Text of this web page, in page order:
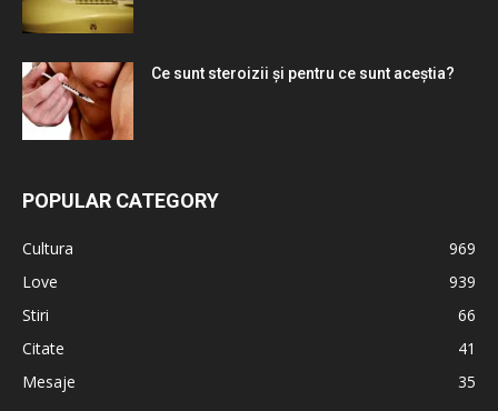
Ce sunt steroizii și pentru ce sunt aceștia?
POPULAR CATEGORY
Cultura
969
Love
939
Stiri
66
Citate
41
Mesaje
35